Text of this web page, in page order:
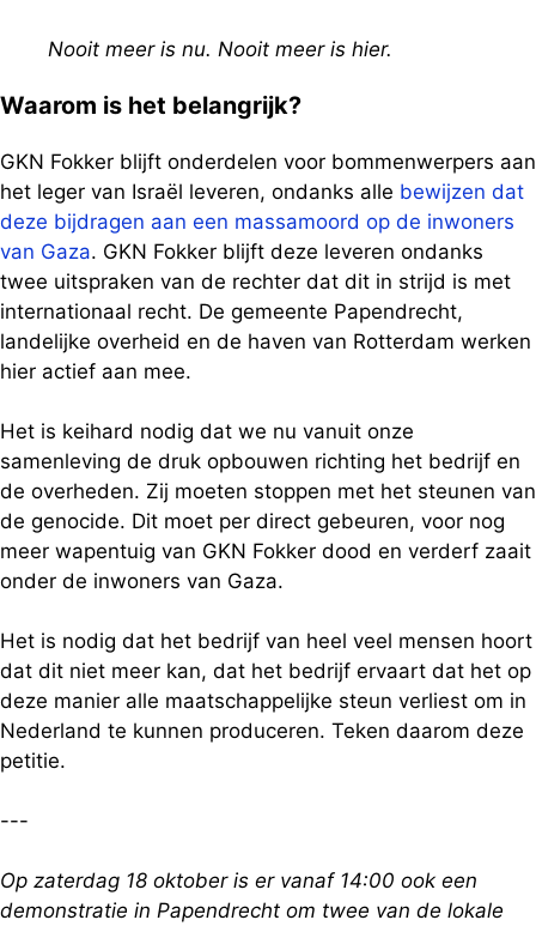
Nooit meer is nu. Nooit meer is hier.
Waarom is het belangrijk?
GKN Fokker blijft onderdelen voor bommenwerpers aan
het leger van Israël leveren, ondanks alle bewijzen dat
deze bijdragen aan een massamoord op de inwoners
van Gaza. GKN Fokker blijft deze leveren ondanks
twee uitspraken van de rechter dat dit in strijd is met
internationaal recht. De gemeente Papendrecht,
landelijke overheid en de haven van Rotterdam werken
hier actief aan mee.
Het is keihard nodig dat we nu vanuit onze
samenleving de druk opbouwen richting het bedrijf en
de overheden. Zij moeten stoppen met het steunen van
de genocide. Dit moet per direct gebeuren, voor nog
meer wapentuig van GKN Fokker dood en verderf zaait
onder de inwoners van Gaza.
Het is nodig dat het bedrijf van heel veel mensen hoort
dat dit niet meer kan, dat het bedrijf ervaart dat het op
deze manier alle maatschappelijke steun verliest om in
Nederland te kunnen produceren. Teken daarom deze
petitie.
---
Op zaterdag 18 oktober is er vanaf 14:00 ook een
demonstratie in Papendrecht om twee van de lokale